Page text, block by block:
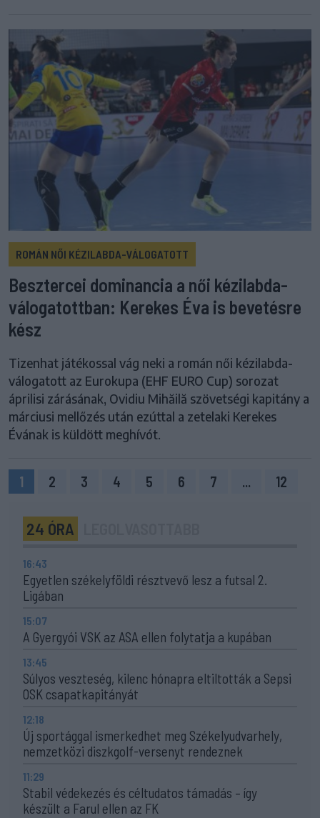
ROMÁN NŐI KÉZILABDA-VÁLOGATOTT
Besztercei dominancia a női kézilabda-
válogatottban: Kerekes Éva is bevetésre
kész
Tizenhat játékossal vág neki a román női kézilabda-
válogatott az Eurokupa (EHF EURO Cup) sorozat
áprilisi zárásának, Ovidiu Mihăilă szövetségi kapitány a
márciusi mellőzés után ezúttal a zetelaki Kerekes
Évának is küldött meghívót.
1 2 3 4 5 6 7 ... 12
24 ÓRA
16:43
Egyetlen székelyföldi résztvevő lesz a futsal 2.
Ligában
15:07
A Gyergyói VSK az ASA ellen folytatja a kupában
13:45
Súlyos veszteség, kilenc hónapra eltiltották a Sepsi
OSK csapatkapitányát
12:18
Új sportággal ismerkedhet meg Székelyudvarhely,
nemzetközi diszkgolf-versenyt rendeznek
11:29
Stabil védekezés és céltudatos támadás – így
készült a Farul ellen az FK